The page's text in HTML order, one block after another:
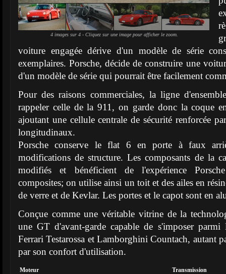
4 images sur 4 - Cliquez sur une image pour afficher le zoom.
voiture engagée dérive d'un modèle de série
exemplaires. Porsche, décide de construire une
d'un modèle de série qui pourrait être facilement
Pour des raisons commerciales, la ligne
rappeler celle de la 911, on garde donc la coque
ajoutant une cellule centrale de sécurité renforcée
longitudinaux.
Porsche conserve le flat 6 en porte à faux
modifications de structure. Les composants de la
modifiés et bénéficient de l'expérience
composites; on utilise ainsi un toit et des ailes en
de verre et de Kevlar. Les portes et le capot sont en
Conçue comme une véritable vitrine de la
une GT d'avant-garde capable de s'imposer parmi
Ferrari Testarossa et Lamborghini Countach, autant
par son confort d'utilisation.
Moteur Transmission